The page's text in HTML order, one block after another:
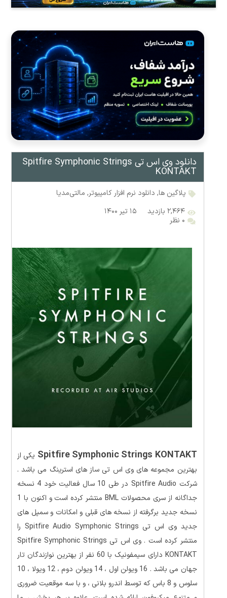
دانلود وی اس تی Spitfire Symphonic Strings
KONTAKT
پلاگین ها, دانلود نرم افزار کامپیوتر, مالتی‌مدیا
۲,۴۶۴ بازدید
۱۵ تیر ۱۴۰۰
۰ نظر
Spitfire Symphonic Strings KONTAKT یکی از
بهترین مجموعه های وی اس تی ساز های استرینگ می باشد .
شرکت Spitfire Audio در طی 10 سال فعالیت خود 4 نسخه
جداگانه از سری محصولات BML منتشر کرده است و اکنون با 1
نسخه جدید برگرفته از نسخه های قبلی و امکانات و سمپل های
جدید وی اس تی Spitfire Audio Symphonic Strings را
منتشر کرده است . وی اس تی Spitfire Symphonic Strings
KONTAKT دارای سیمفونیک با 60 نفر از بهترین نوازندگان تار
جهان می باشد . 16 ویولن اول ، 14 ویولن دوم ، 12 ویولا ، 10
سلوس و 8 باس که توسط اندرو بلانی ، و با سه موقعیت ضروری